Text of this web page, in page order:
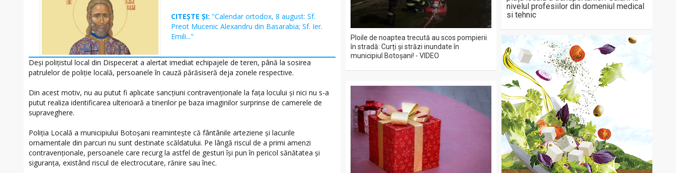
CITEȘTE ȘI: "Calendar ortodox, 8 august: Sf.
Preot Mucenic Alexandru din Basarabia; Sf. Ier.
Emili..."
Deși polițistul local din Dispecerat a alertat imediat echipajele de teren, până la sosirea
patrulelor de poliție locală, persoanele în cauză părăsiseră deja zonele respective.
Din acest motiv, nu au putut fi aplicate sancțiuni contravenționale la fața locului și nici nu s-a
putut realiza identificarea ulterioară a tinerilor pe baza imaginilor surprinse de camerele de
supraveghere.
Poliția Locală a municipiului Botoșani reamintește că fântânile arteziene și lacurile
ornamentale din parcuri nu sunt destinate scăldatului. Pe lângă riscul de a primi amenzi
contravenționale, persoanele care recurg la astfel de gesturi își pun în pericol sănătatea și
siguranța, existând riscul de electrocutare, rănire sau înec.
Ploile de noaptea trecută au scos pompierii
în stradă: Curți și străzi inundate în
municipiul Botoșani! - VIDEO
nivelul profesiilor din domeniul medical
si tehnic